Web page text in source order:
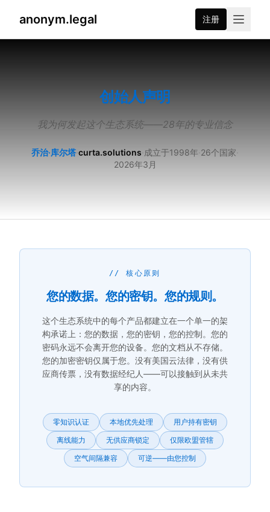
anonym.legal 注册
创始人声明
我为何发起这个生态系统——28年的专业信念
乔治·库尔塔·curta.solutions·成立于1998年·26个国家·
2026年3月
// 核心原则
您的数据。您的密钥。您的规则。
这个生态系统中的每个产品都建立在一个单一的架
构承诺上：您的数据，您的密钥，您的控制。您的
密码永远不会离开您的设备。您的文档从不存储。
您的加密密钥仅属于您。没有美国云法律，没有供
应商传票，没有数据经纪人——可以接触到从未共
享的内容。
零知识认证 本地优先处理
用户持有密钥
离线能力
无供应商锁定
仅限欧盟管辖
空气间隔兼容
可逆——由您控制